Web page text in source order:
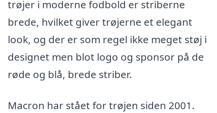
trøjer i moderne fodbold er striberne
brede, hvilket giver trøjerne et elegant
look, og der er som regel ikke meget støj i
designet men blot logo og sponsor på de
røde og blå, brede striber.
Macron har stået for trøjen siden 2001.